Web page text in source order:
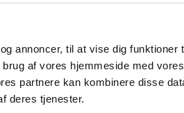
annoncer, til at vise dig funktioner
af vores hjemmeside med
partnere kan kombinere disse
deres tjenester.